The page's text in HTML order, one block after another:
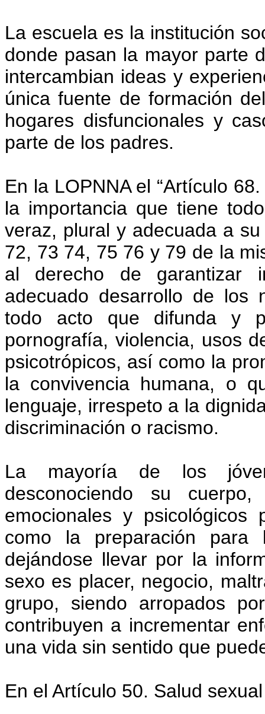
La escuela es la institución
donde pasan la mayor parte
intercambian ideas y
única fuente de formación
hogares disfuncionales y
parte de los padres.
En la LOPNNA el “Artículo
la importancia que tiene
veraz, plural y adecuada a
72, 73 74, 75 76 y 79 de la
al derecho de garantizar
adecuado desarrollo de los
todo acto que difunda y
pornografía, violencia, usos
psicotrópicos, así como la
la convivencia humana, o
lenguaje, irrespeto a la
discriminación o racismo.
La mayoría de los
desconociendo su
emocionales y
como la preparación
dejándose llevar por la
sexo es placer, negocio,
grupo, siendo arropados
contribuyen a incrementar
una vida sin sentido que
En el Artículo 50. Salud